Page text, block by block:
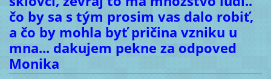
čo by sa s tým prosim vas dalo robiť,
a čo by mohla byť pričina vzniku u
mna... dakujem pekne za odpoved
Monika